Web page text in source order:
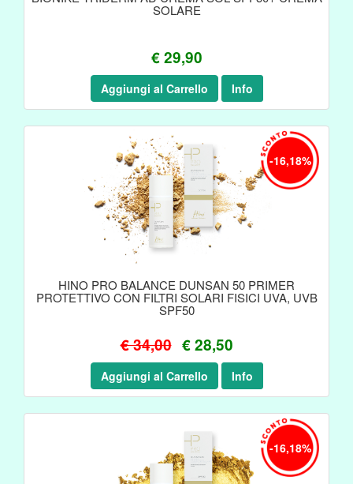
SOLARE
€ 29,90
Aggiungi al Carrello Info
HINO PRO BALANCE DUNSAN 50 PRIMER
PROTETTIVO CON FILTRI SOLARI FISICI UVA, UVB
SPF50
€ 34,00 € 28,50
Aggiungi al Carrello Info
-16,18%
-16,18%